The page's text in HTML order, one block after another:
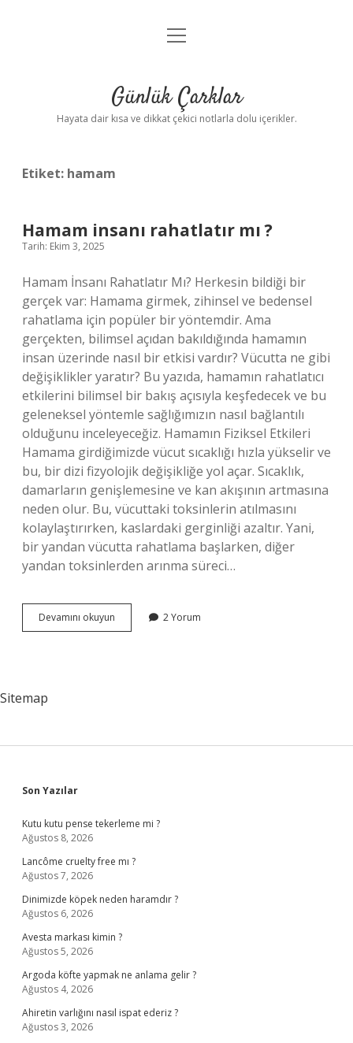
Anasayfa
Yasal Uyarı
menüyü
Günlük Çarklar
Hayata dair kısa ve dikkat çekici notlarla dolu içerikler.
Etiket: hamam
Hamam insanı rahatlatır mı ?
Tarih: Ekim 3, 2025
Hamam İnsanı Rahatlatır Mı? Herkesin bildiği bir
gerçek var: Hamama girmek, zihinsel ve bedensel
rahatlama için popüler bir yöntemdir. Ama
gerçekten, bilimsel açıdan bakıldığında hamamın
insan üzerinde nasıl bir etkisi vardır? Vücutta ne gibi
değişiklikler yaratır? Bu yazıda, hamamın rahatlatıcı
etkilerini bilimsel bir bakış açısıyla keşfedecek ve bu
geleneksel yöntemle sağlığımızın nasıl bağlantılı
olduğunu inceleyeceğiz. Hamamın Fiziksel Etkileri
Hamama girdiğimizde vücut sıcaklığı hızla yükselir ve
bu, bir dizi fizyolojik değişikliğe yol açar. Sıcaklık,
damarların genişlemesine ve kan akışının artmasına
neden olur. Bu, vücuttaki toksinlerin atılmasını
kolaylaştırırken, kaslardaki gerginliği azaltır. Yani,
bir yandan vücutta rahatlama başlarken, diğer
yandan toksinlerden arınma süreci…
Devamını okuyun Hamam
insanı
2 Yorum
Sitemap
Sidebar
Son Yazılar
Kutu kutu pense tekerleme mi ?
Ağustos 8, 2026
Lancôme cruelty free mı ?
Ağustos 7, 2026
Dinimizde köpek neden haramdır ?
Ağustos 6, 2026
Avesta markası kimin ?
Ağustos 5, 2026
Argoda köfte yapmak ne anlama gelir ?
Ağustos 4, 2026
Ahiretin varlığını nasıl ispat ederiz ?
Ağustos 3, 2026